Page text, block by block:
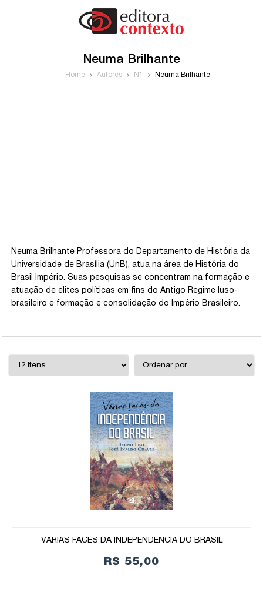
Neuma Brilhante
Home Autores N1 Neuma Brilhante
Neuma Brilhante Professora do Departamento de História da
Universidade de Brasília (UnB), atua na área de História do
Brasil Império. Suas pesquisas se concentram na formação e
atuação de elites políticas em fins do Antigo Regime luso-
brasileiro e formação e consolidação do Império Brasileiro.
VÁRIAS FACES DA INDEPENDÊNCIA DO BRASIL
R$ 55,00